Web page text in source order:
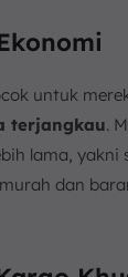
untuk
terjangkau.
lama, yakni
dan